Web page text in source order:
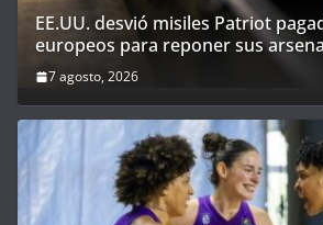
EE.UU. desvió misiles Patriot
europeos para reponer sus
7 agosto, 2026